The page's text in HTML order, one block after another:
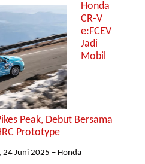
Honda
CR-V
e:FCEV
Jadi
Mobil
Peak, Debut Bersama
Prototype
24 Juni 2025 – Honda